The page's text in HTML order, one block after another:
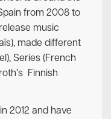
from 2008 to
music
made different
Series (French
Finnish
2012 and have